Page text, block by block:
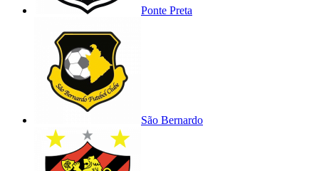
Ponte Preta
São Bernardo